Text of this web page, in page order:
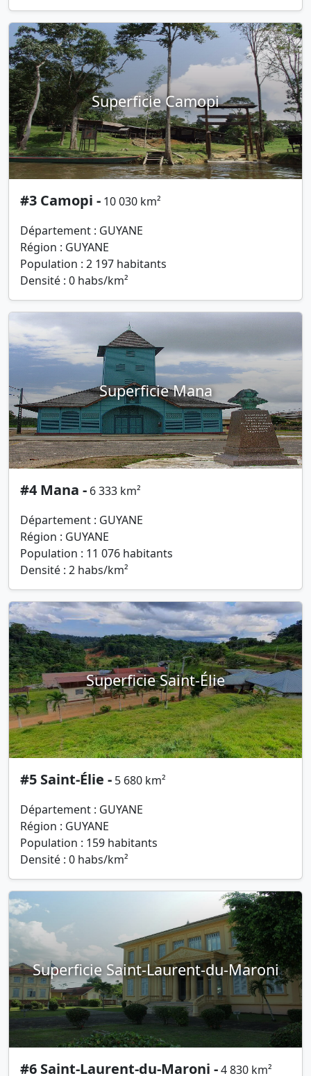
Superficie Camopi
#3 Camopi - 10 030 km²
Département : GUYANE
Région : GUYANE
Population : 2 197 habitants
Densité : 0 habs/km²
Superficie Mana
#4 Mana - 6 333 km²
Département : GUYANE
Région : GUYANE
Population : 11 076 habitants
Densité : 2 habs/km²
Superficie Saint-Élie
#5 Saint-Élie - 5 680 km²
Département : GUYANE
Région : GUYANE
Population : 159 habitants
Densité : 0 habs/km²
Superficie Saint-Laurent-du-Maroni
#6 Saint-Laurent-du-Maroni -4 830 km²